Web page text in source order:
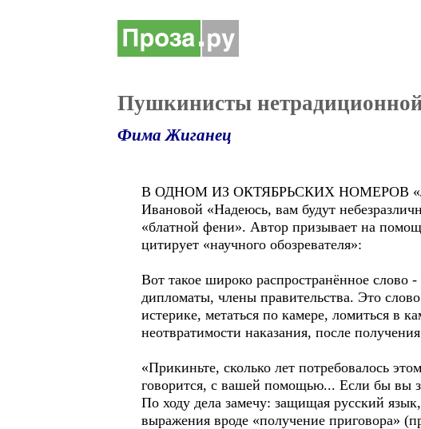
Пушкинисты
Фима Жиганец
В ОДНОМ ИЗ ОКТЯБРЬСКИХ НОМЕРОВ
Ивановой «Надеюсь, вам будут
«блатной фени». Автор призывает на
цитирует «научного обозревателя»:
Вот такое широко распространённое слово
дипломаты, члены правительства. Это
истерике, метаться по камере, ломиться в
неотвратимости наказания, после
«Прикиньте, сколько лет потребовалось
говорится, с вашей помощью... Если бы вы
По ходу дела замечу: защищая русский
выражения вроде «получение приговора»